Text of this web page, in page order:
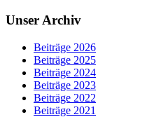
Unser Archiv
Beiträge 2026
Beiträge 2025
Beiträge 2024
Beiträge 2023
Beiträge 2022
Beiträge 2021